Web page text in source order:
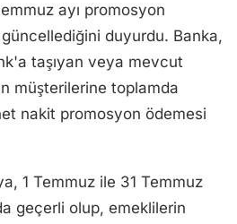
ayı promosyon
güncellediğini duyurdu. Banka,
taşıyan veya mevcut
müşterilerine toplamda
nakit promosyon ödemesi
1 Temmuz ile 31 Temmuz
geçerli olup, emeklilerin